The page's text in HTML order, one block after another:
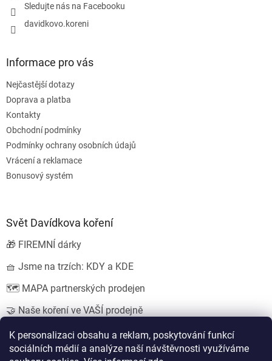
K personalizaci obsahu a reklam, poskytování funkcí
sociálních médií a analýze naší návštěvnosti využíváme
Sledujte nás na Facebooku
davidkovo.koreni
Informace pro vás
Nejčastější dotazy
Doprava a platba
Kontakty
Obchodní podmínky
Podmínky ochrany osobních údajů
Vrácení a reklamace
Bonusový systém
Svět Davídkova koření
🎁 FIREMNÍ dárky
🧺 Jsme na trzích: KDY a KDE
🗺️ MAPA partnerských prodejen
🤝 Naše koření ve VAŠÍ prodejně
💍 SVATEBNÍ dárky